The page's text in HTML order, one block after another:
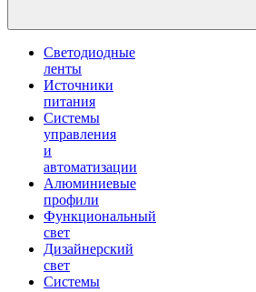
Светодиодные
ленты
Источники
питания
Системы
управления
и
автоматизации
Алюминиевые
профили
Функциональный
свет
Дизайнерский
свет
Системы